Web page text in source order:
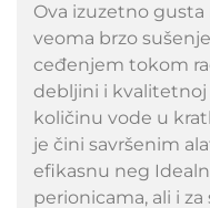
Ova izuzetno
veoma brzo
ceđenjem tokom
debljini i
količinu vode u
je čini savršenim
efikasnu neg
perionicama, ali i